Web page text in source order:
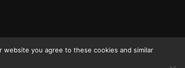
website you agree to these cookies and similar